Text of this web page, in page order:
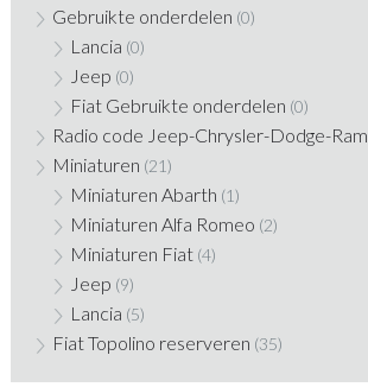
Gebruikte onderdelen (0)
Lancia (0)
Jeep (0)
Fiat Gebruikte onderdelen (0)
Radio code Jeep-Chrysler-Dodge-Ram
Miniaturen (21)
Miniaturen Abarth (1)
Miniaturen Alfa Romeo (2)
Miniaturen Fiat (4)
Jeep (9)
Lancia (5)
Fiat Topolino reserveren (35)